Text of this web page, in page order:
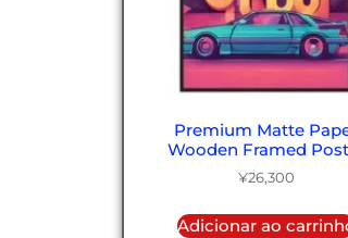
Premium Matte
Wooden Framed
¥26,300
Adicionar ao